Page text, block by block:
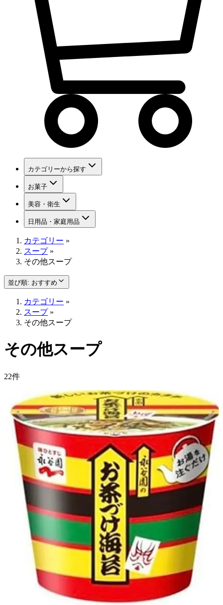
カテゴリーから探す
お菓子
美容・衛生
日用品・家庭用品
カテゴリー »
スープ»
その他スープ
並び順: おすすめ
カテゴリー »
スープ»
その他スープ
その他スープ
22件